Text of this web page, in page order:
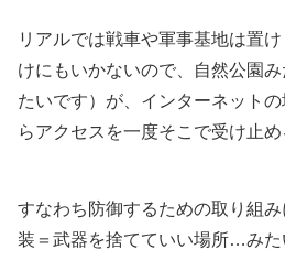
リアルでは戦車や軍事基地は置
けにもいかないので、自然公園
たいです）が、インターネット
らアクセスを一度そこで受け止め
すなわち防御するための取り組
装＝武器を捨てていい場所…み